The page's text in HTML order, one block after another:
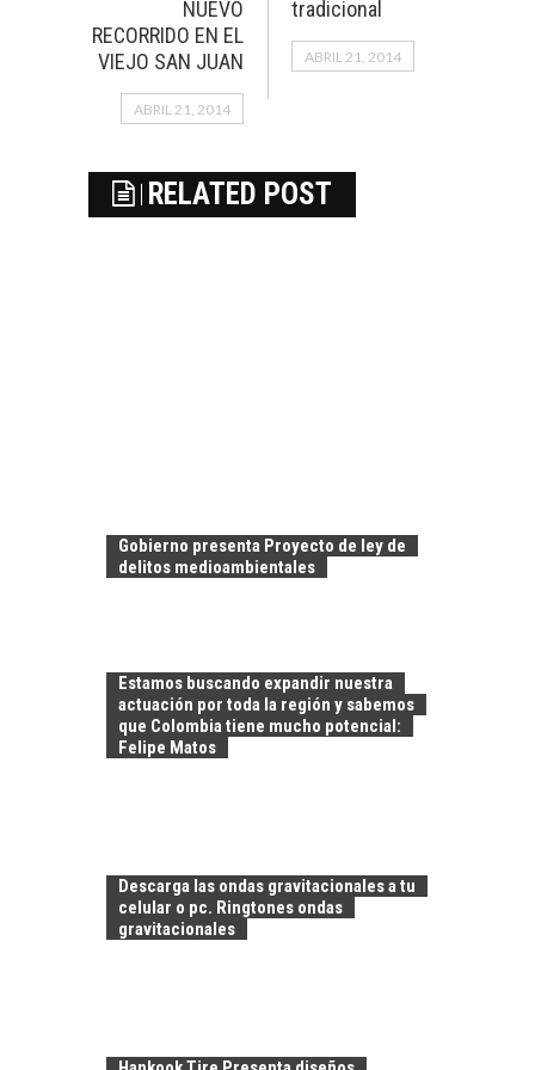
NUEVO
RECORRIDO EN EL
VIEJO SAN JUAN
ABRIL 21, 2014
tradicional
ABRIL 21, 2014
RELATED POST
Gobierno presenta Proyecto de ley de
delitos medioambientales
Estamos buscando expandir nuestra
actuación por toda la región y sabemos
que Colombia tiene mucho potencial:
Felipe Matos
Descarga las ondas gravitacionales a tu
celular o pc. Ringtones ondas
gravitacionales
AMÉRICA LATINA:
AVANCES Y DESAFÍOS
Chile como hub
TRANSFORMACIÓN